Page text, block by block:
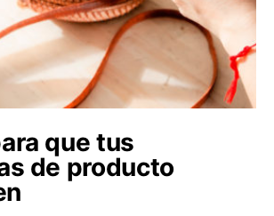
que tus
de producto